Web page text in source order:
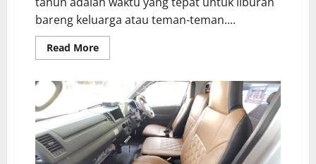
bareng keluarga atau teman-teman....
Read MoreRead
more
Akhir
Tahun
Bersama
Hiace
Cirebon
Trans